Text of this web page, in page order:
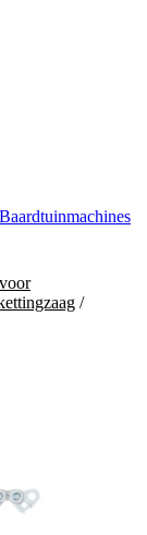
Baardtuinmachines
/